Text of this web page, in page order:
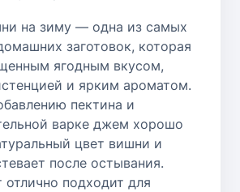
на зиму — одна из самых
заготовок, которая
ягодным вкусом,
и ярким ароматом.
пектина и
варке джем хорошо
цвет вишни и
после остывания.
отлично подходит для